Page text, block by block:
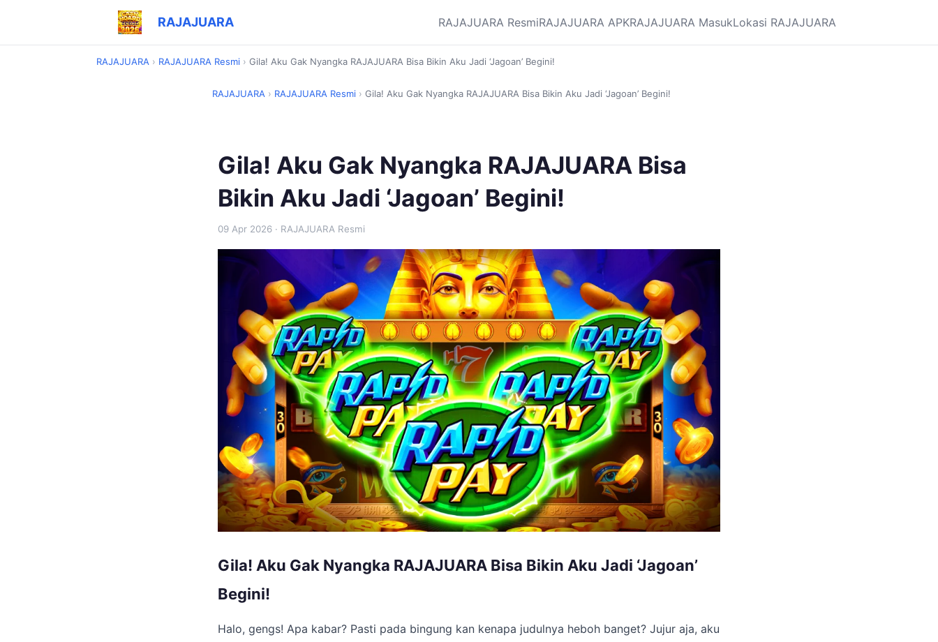
RAJAJUARA RAJAJUARA ResmiRAJAJUARA APKRAJAJUARA MasukLokasi RAJAJUARA
RAJAJUARA › RAJAJUARA Resmi › Gila! Aku Gak Nyangka RAJAJUARA Bisa Bikin Aku Jadi ‘Jagoan’ Begini!
RAJAJUARA › RAJAJUARA Resmi › Gila! Aku Gak Nyangka RAJAJUARA Bisa Bikin Aku Jadi ‘Jagoan’ Begini!
Gila! Aku Gak Nyangka RAJAJUARA Bisa
Bikin Aku Jadi ‘Jagoan’ Begini!
09 Apr 2026 · RAJAJUARA Resmi
Gila! Aku Gak Nyangka RAJAJUARA Bisa Bikin Aku Jadi ‘Jagoan’
Begini!
Halo, gengs! Apa kabar? Pasti pada bingung kan kenapa judulnya heboh banget? Jujur aja, aku